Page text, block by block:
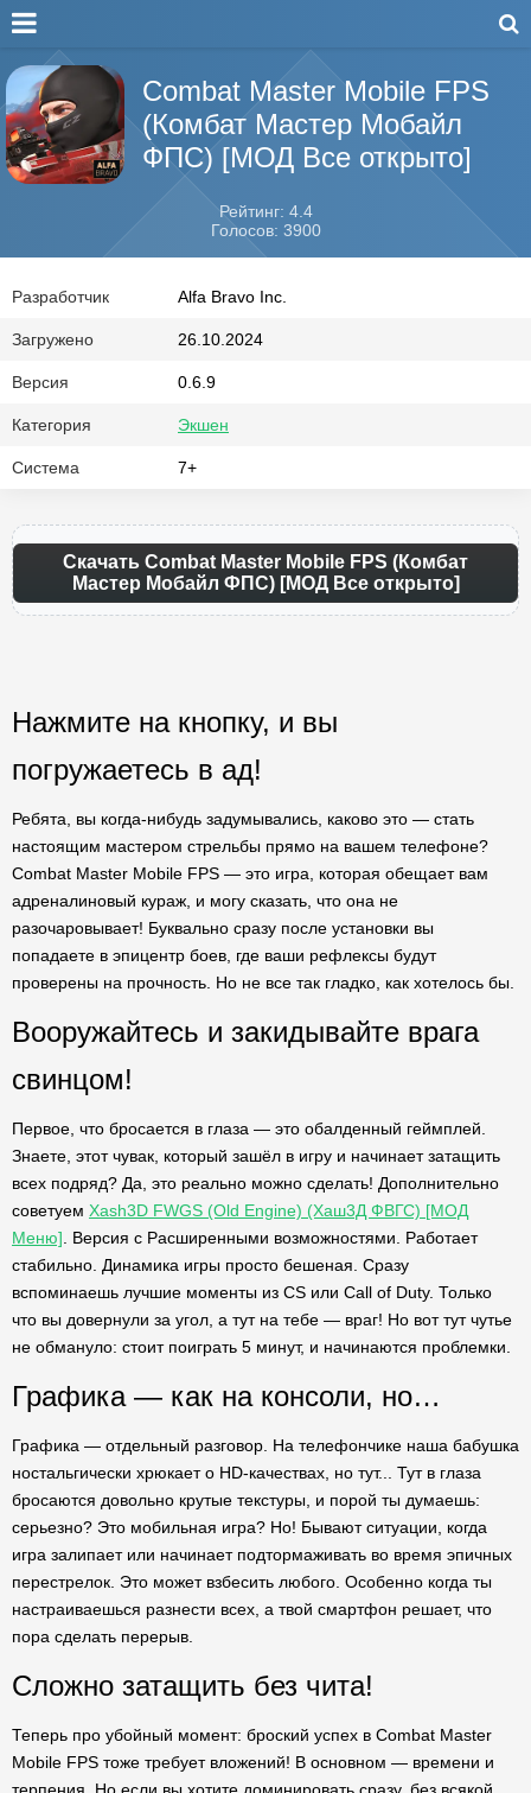
Combat Master Mobile FPS
(Комбат Мастер Мобайл
ФПС) [МОД Все открыто]
Рейтинг: 4.4
Голосов: 3900
Разработчик Alfa Bravo Inc.
Загружено 26.10.2024
Версия 0.6.9
Категория Экшен
Система 7+
Скачать Combat Master Mobile FPS (Комбат
Мастер Мобайл ФПС) [МОД Все открыто]
Нажмите на кнопку, и вы
погружаетесь в ад!
Ребята, вы когда-нибудь задумывались, каково это — стать
настоящим мастером стрельбы прямо на вашем телефоне?
Combat Master Mobile FPS — это игра, которая обещает вам
адреналиновый кураж, и могу сказать, что она не
разочаровывает! Буквально сразу после установки вы
попадаете в эпицентр боев, где ваши рефлексы будут
проверены на прочность. Но не все так гладко, как хотелось бы.
Вооружайтесь и закидывайте врага
свинцом!
Первое, что бросается в глаза — это обалденный геймплей.
Знаете, этот чувак, который зашёл в игру и начинает затащить
всех подряд? Да, это реально можно сделать! Дополнительно
советуем Xash3D FWGS (Old Engine) (Хаш3Д ФВГС) [МОД
Меню] . Версия с Расширенными возможностями. Работает
стабильно. Динамика игры просто бешеная. Сразу
вспоминаешь лучшие моменты из CS или Call of Duty. Только
что вы довернули за угол, а тут на тебе — враг! Но вот тут чутье
не обмануло: стоит поиграть 5 минут, и начинаются проблемки.
Графика — как на консоли, но…
Графика — отдельный разговор. На телефончике наша бабушка
ностальгически хрюкает о HD-качествах, но тут... Тут в глаза
бросаются довольно крутые текстуры, и порой ты думаешь:
серьезно? Это мобильная игра? Но! Бывают ситуации, когда
игра залипает или начинает подтормаживать во время эпичных
перестрелок. Это может взбесить любого. Особенно когда ты
настраиваешься разнести всех, а твой смартфон решает, что
пора сделать перерыв.
Сложно затащить без чита!
Теперь про убойный момент: броский успех в Combat Master
Mobile FPS тоже требует вложений! В основном — времени и